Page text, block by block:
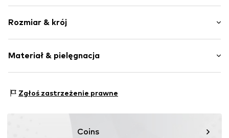
Imitacja skóry
Zaokrąglony czubek
Podeszwa korkowa
Poślizg
Rozmiar & krój
Materiał & pielęgnacja
Materiał wierzchni: Mikropoliester
Zgłoś zastrzeżenie prawne
Coins